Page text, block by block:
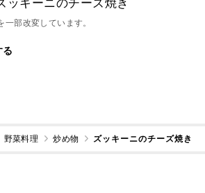
部改変しています。
る
野菜料理 炒め物 ズッキーニのチーズ焼き